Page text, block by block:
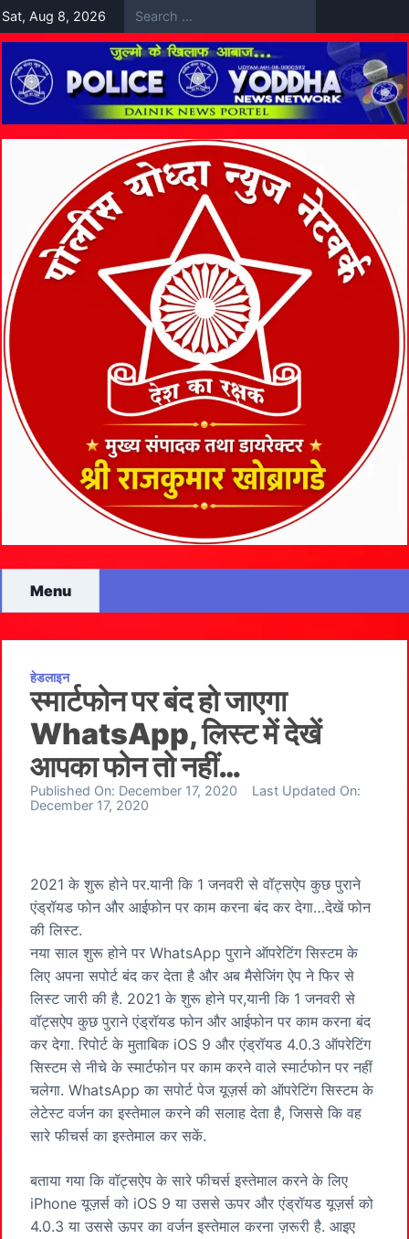
Skip
to
content
Sat, Aug 8, 2026
Menu
हेडलाइन
स्मार्टफोन पर बंद हो जाएगा
WhatsApp, लिस्ट में देखें
आपका फोन तो नहीं…
Published On: December 17, 2020
Last Updated On:
December 17, 2020
2021 के शुरू होने पर.यानी कि 1 जनवरी से वॉट्सऐप कुछ पुराने
एंड्रॉयड फोन और आईफोन पर काम करना बंद कर देगा…देखें फोन
की लिस्ट.
नया साल शुरू होने पर WhatsApp पुराने ऑपरेटिंग सिस्टम के
लिए अपना सपोर्ट बंद कर देता है और अब मैसेजिंग ऐप ने फिर से
लिस्ट जारी की है. 2021 के शुरू होने पर,यानी कि 1 जनवरी से
वॉट्सऐप कुछ पुराने एंड्रॉयड फोन और आईफोन पर काम करना बंद
कर देगा. रिपोर्ट के मुताबिक iOS 9 और एंड्रॉयड 4.0.3 ऑपरेटिंग
सिस्टम से नीचे के स्मार्टफोन पर काम करने वाले स्मार्टफोन पर नहीं
चलेगा. WhatsApp का सपोर्ट पेज यूज़र्स को ऑपरेटिंग सिस्टम के
लेटेस्ट वर्जन का इस्तेमाल करने की सलाह देता है, जिससे कि वह
सारे फीचर्स का इस्तेमाल कर सकें.
बताया गया कि वॉट्सऐप के सारे फीचर्स इस्तेमाल करने के लिए
iPhone यूज़र्स को iOS 9 या उससे ऊपर और एंड्रॉयड यूज़र्स को
4.0.3 या उससे ऊपर का वर्जन इस्तेमाल करना ज़रूरी है. आइए